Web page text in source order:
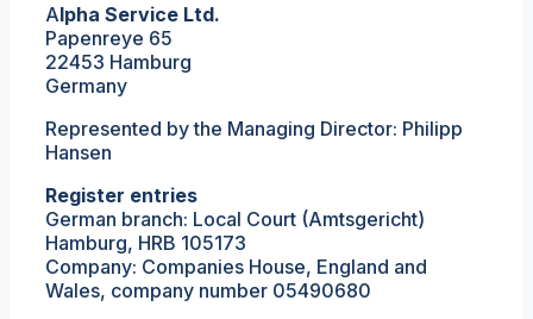
Alpha Service Ltd.
Papenreye 65
22453 Hamburg
Germany
Represented by the Managing Director: Philipp
Hansen
Register entries
German branch: Local Court (Amtsgericht)
Hamburg, HRB 105173
Company: Companies House, England and
Wales, company number 05490680